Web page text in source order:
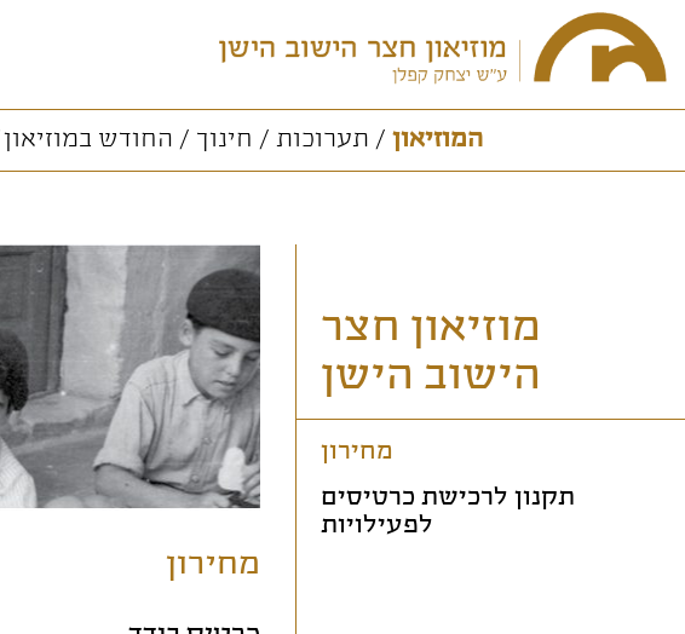
המוזיאון תערוכות חינוך החודש במוזיאון
מחירון
מוזיאון חצר
הישוב הישן
מחירון
תקנון לרכישת כרטיסים
לפעילויות